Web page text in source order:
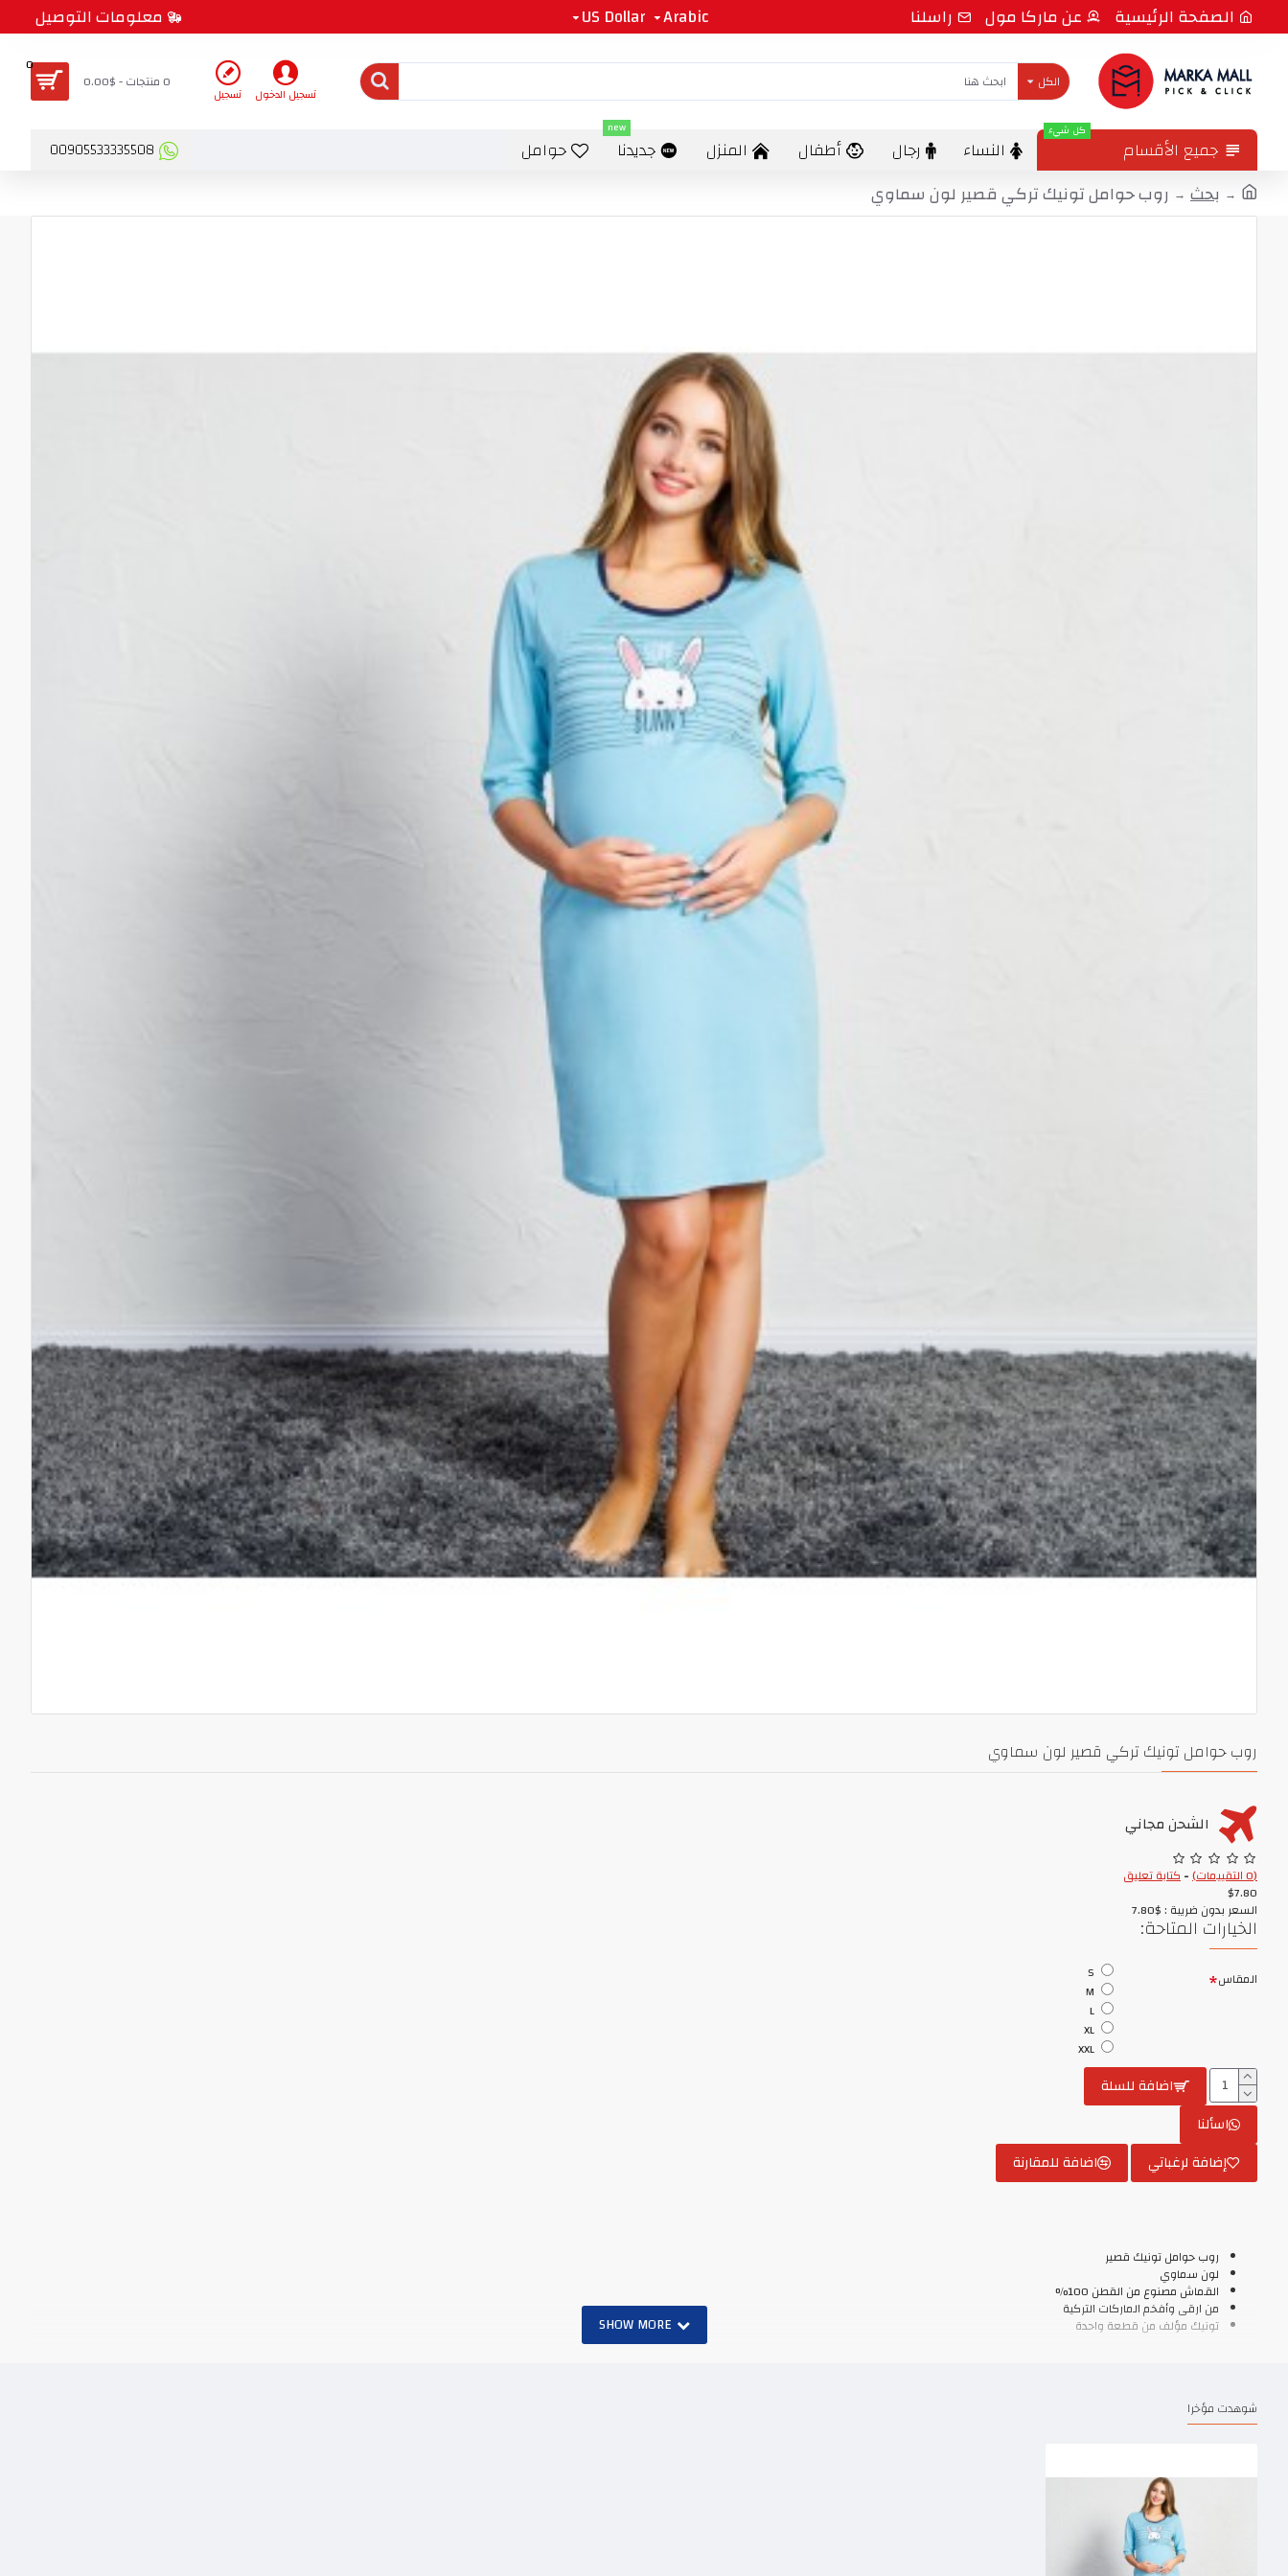
الصفحة الرئيسية عن ماركا مول راسلنا Arabic
US Dollar معلومات التوصيل
الكل
تسجيل الدخول تسجيل
0 منتجات - $0.00
0
جميع الأقسام
كل شيء
النساء رجال أطفال المنزل جديدنا
new
حوامل 00905533335508
بحث روب حوامل تونيك تركي قصير لون سماوي
روب حوامل تونيك تركي قصير لون سماوي
الشحن مجاني
(0 التقييمات) -كتابة تعليق
$7.80
السعر بدون ضريبة : $7.80
الخيارات المتاحة:
المقاس
S
M
L
XL
XXL
اضافة للسلة
اسألنا
إضافة لرغباتي
اضافة للمقارنة
روب حوامل تونيك قصير
لون سماوي
القماش مصنوع من القطن 100%
من ارقى وأفخم الماركات التركية
تونيك مؤلف من قطعة واحدة
شوهدت مؤخرا